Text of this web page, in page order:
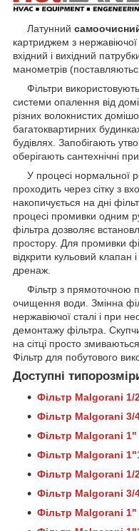
Латунний
картриджем з нержавіючої
вхідний і вихідний
манометрів
Фільтри
системи опалення від
різних волокнистих
багатоквартирних
будівлях. Запобігають
оберігають сантехнічні
У процесі нормальної
проходить через сітку з
накопичується на дні
процесі промивки одним
фільтра дозволяє
простору. Для промивки
відкрити кульовий клапан
дренаж.
Фільтр з прямоточною
очищення води. Змінна
нержавіючої сталі і при
демонтажу фільтра.
на сітці просто
Фільтр для побутового
Доступні
Фільтр Malgorani 1/
Фільтр Malgorani 3/
Фільтр Malgorani 1"
Фільтр Malgorani 1"
Фільтр Malgorani 1/
Фільтр Malgorani 3/
Фільтр Malgorani 1"